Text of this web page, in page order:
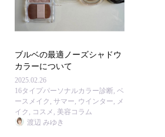
ブルベの最適ノーズシャドウ
カラーについて
2025.02.26
16タイプパーソナルカラー診断, ベ
ースメイク サマー ウインター
メ
イク
コスメ
美容コラム
渡辺 みゆき